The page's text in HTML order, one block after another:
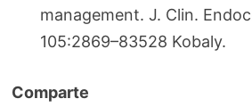
management. J. Clin.
105:2869–83528 Kobaly.
Comparte